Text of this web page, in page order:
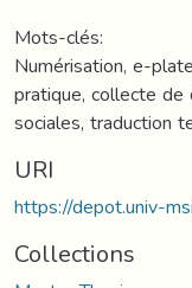
Mots-clés:
Numérisation, e-
pratique, collecte de
sociales, traduction
URI
https://depot.univ-
Collections